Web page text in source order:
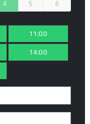
4 5 6
11:00
14:00